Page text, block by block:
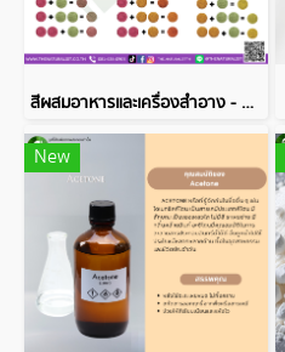
สีผสมอาหารและเครื่องสำอาง - VEGAN Colors
New